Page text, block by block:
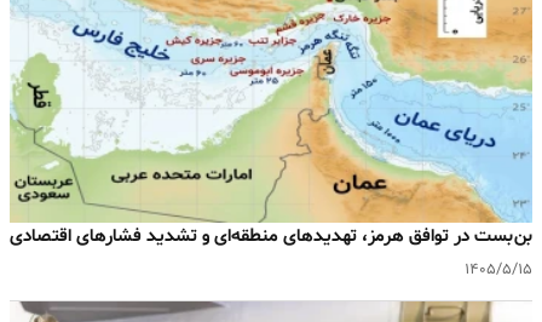
بن‌بست در توافق هرمز، تهدیدهای منطقه‌ای و تشدید فشارهای اقتصادی
۱۴۰۵/۵/۱۵